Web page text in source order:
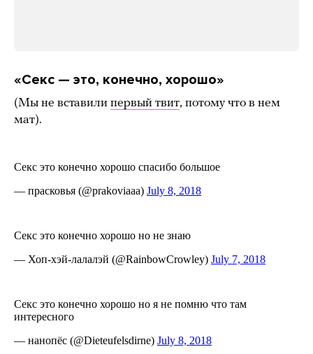
«Секс — это, конечно, хорошо»
(Мы не вставили первый твит, потому что в нем
мат).